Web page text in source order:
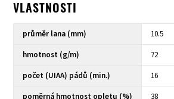
VLASTNOSTI
průměr lana (mm)
10.5
hmotnost (g/m)
72
počet (UIAA) pádů (min.)
16
poměrná hmotnost opletu (%)
38